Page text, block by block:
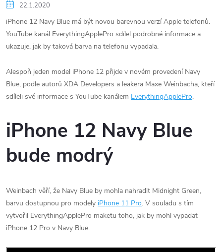
22.1.2020
iPhone 12 Navy Blue má být novou barevnou verzí Apple telefonů.
YouTube kanál EverythingApplePro sdílel podrobné informace a
ukazuje, jak by taková barva na telefonu vypadala.
Alespoň jeden model iPhone 12 přijde v novém provedení Navy
Blue, podle autorů XDA Developers a leakera Maxe Weinbacha, kteří
sdíleli své informace s YouTube kanálem EverythingApplePro.
iPhone 12 Navy Blue
bude modrý
Weinbach věří, že Navy Blue by mohla nahradit Midnight Green,
barvu dostupnou pro modely iPhone 11 Pro. V souladu s tím
vytvořil EverythingApplePro maketu toho, jak by mohl vypadat
iPhone 12 Pro v Navy Blue.